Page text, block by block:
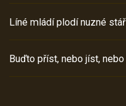
Líné mládí plodí nuzné
Buďto příst, nebo jíst,